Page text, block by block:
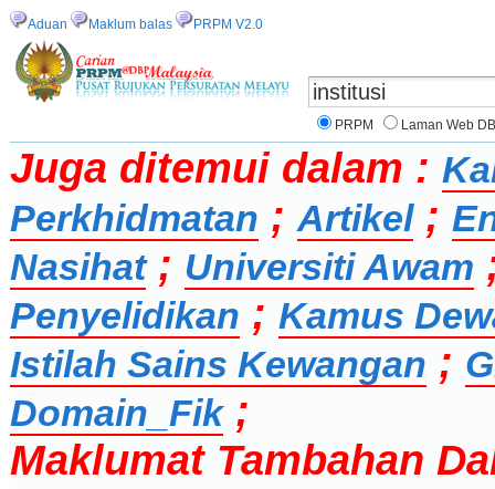
Aduan Maklum balas PRPM V2.0
PRPM Laman Web
Juga ditemui dalam :
Perkhidmatan ; Artikel;
Nasihat; Universiti Awam
Penyelidikan ; Kamus
Istilah Sains Kewangan ;
Domain_Fik;
Maklumat Tambahan